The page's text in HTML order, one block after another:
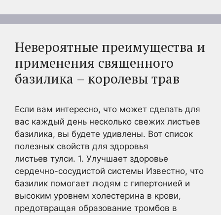
Невероятные преимущества и
применения священного
базилика – королевы трав
Если вам интересно, что может сделать для
вас каждый день несколько свежих листьев
базилика, вы будете удивлены. Вот список
полезных свойств для здоровья
листьев тулси. 1. Улучшает здоровье
сердечно-сосудистой системы Известно, что
базилик помогает людям с гипертонией и
высоким уровнем холестерина в крови,
предотвращая образование тромбов в